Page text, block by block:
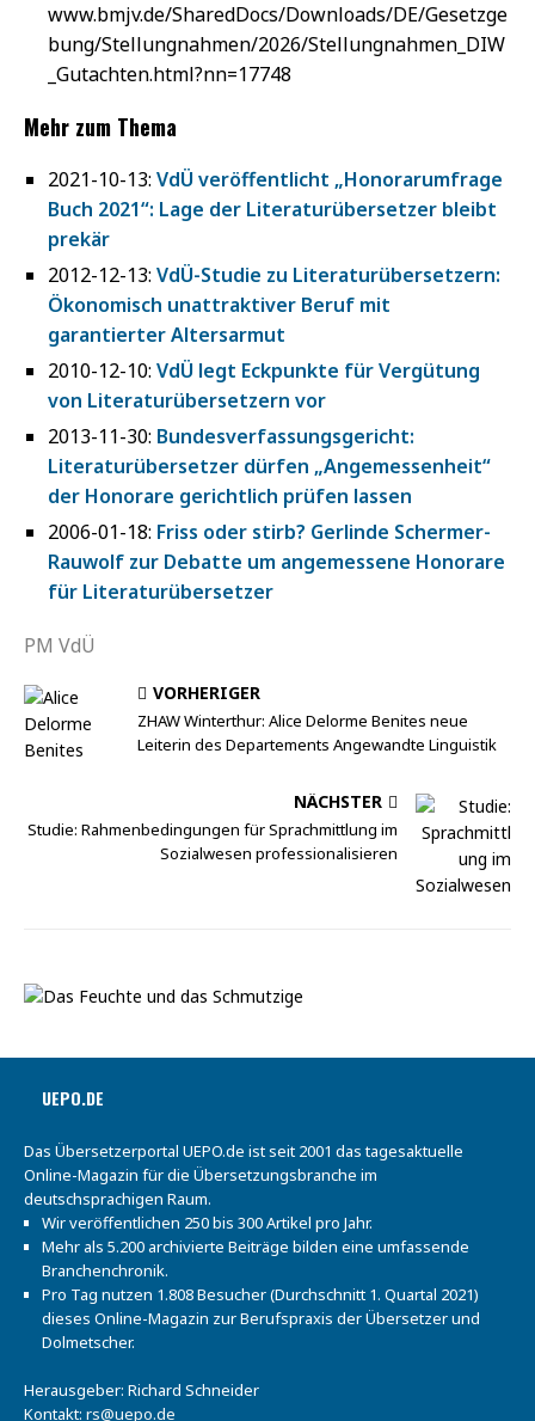
www.bmjv.de/SharedDocs/Downloads/DE/Gesetzge
bung/Stellungnahmen/2026/Stellungnahmen_DIW
_Gutachten.html?nn=17748
Mehr zum Thema
2021-10-13: VdÜ veröffentlicht „Honorarumfrage
Buch 2021“: Lage der Literaturübersetzer bleibt
prekär
2012-12-13: VdÜ-Studie zu Literaturübersetzern:
Ökonomisch unattraktiver Beruf mit
garantierter Altersarmut
2010-12-10: VdÜ legt Eckpunkte für Vergütung
von Literaturübersetzern vor
2013-11-30: Bundesverfassungsgericht:
Literaturübersetzer dürfen „Angemessenheit“
der Honorare gerichtlich prüfen lassen
2006-01-18: Friss oder stirb? Gerlinde Schermer-
Rauwolf zur Debatte um angemessene Honorare
für Literaturübersetzer
PM VdÜ
VORHERIGER
ZHAW Winterthur: Alice Delorme Benites neue
Leiterin des Departements Angewandte Linguistik
NÄCHSTER
Studie: Rahmenbedingungen für Sprachmittlung im
Sozialwesen professionalisieren
UEPO.DE
Das Übersetzerportal UEPO.de ist seit 2001 das tagesaktuelle
Online-Magazin für die Übersetzungsbranche im
deutschsprachigen Raum.
Wir veröffentlichen 250 bis 300 Artikel pro Jahr.
Mehr als 5.200 archivierte Beiträge bilden eine umfassende
Branchenchronik.
Pro Tag nutzen 1.808 Besucher (Durchschnitt 1. Quartal 2021)
dieses Online-Magazin zur Berufspraxis der Übersetzer und
Dolmetscher.
Herausgeber: Richard Schneider
Kontakt: rs@uepo.de